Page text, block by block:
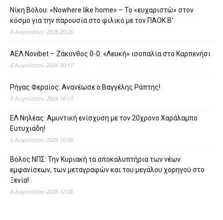
Νίκη Βόλου: «Nowhere like home» – Το «ευχαριστώ» στον
κόσμο για την παρουσία στο φιλικό με τον ΠΑΟΚ Β’
6 Αυγούστου 2026 20:26
ΑΕΛ Novibet – Ζάκυνθος 0-0: «Λευκή» ισοπαλία στο Καρπενήσι
6 Αυγούστου 2026 20:17
Ρήγας Φεραίος: Ανανέωσε ο Βαγγέλης Ράπτης!
6 Αυγούστου 2026 16:13
ΕΛ Νηλέας: Αμυντική ενίσχυση με τον 20χρονο Χαράλαμπο
Ευτυχιάδη!
6 Αυγούστου 2026 16:08
Βόλος ΝΠΣ: Την Κυριακή τα αποκαλυπτήρια των νέων
εμφανίσεων, των μεταγραφών και του μεγάλου χορηγού στο
Ξενία!
6 Αυγούστου 2026 12:08